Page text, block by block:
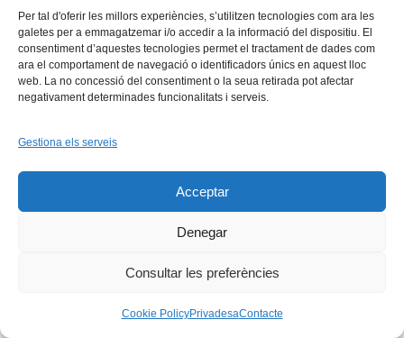
Per tal d'oferir les millors experiències, s’utilitzen tecnologies com ara les
galetes per a emmagatzemar i/o accedir a la informació del dispositiu. El
consentiment d’aquestes tecnologies permet el tractament de dades com
ara el comportament de navegació o identificadors únics en aquest lloc
web. La no concessió del consentiment o la seua retirada pot afectar
negativament determinades funcionalitats i serveis.
Gestiona els serveis
Acceptar
Denegar
Consultar les preferències
Cookie PolicyPrivadesaContacte
InstagramFlickr
INICI QUI SOM
PROGRAMES
DESENVOLUPAMENT SOSTENIBLE
TRANSPARÈNCIA
MAPA DEL WEB
AVÍS LEGAL PRIVADESA CONTACTE
Copyright © 2026 -Xarxa Vives d'Universitats